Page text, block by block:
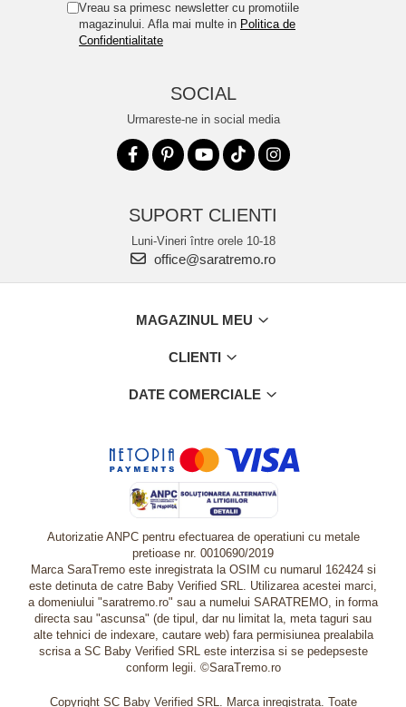
Vreau sa primesc newsletter cu promotiile
magazinului. Afla mai multe in Politica de
Confidentialitate
SOCIAL
Urmareste-ne in social media
SUPORT CLIENTI
Luni-Vineri între orele 10-18
office@saratremo.ro
MAGAZINUL MEU
CLIENTI
DATE COMERCIALE
Autorizatie ANPC pentru efectuarea de operatiuni cu metale
pretioase nr. 0010690/2019
Marca SaraTremo este inregistrata la OSIM cu numarul 162424 si
este detinuta de catre Baby Verified SRL. Utilizarea acestei marci,
a domeniului "saratremo.ro" sau a numelui SARATREMO, in forma
directa sau "ascunsa" (de tipul, dar nu limitat la, meta taguri sau
alte tehnici de indexare, cautare web) fara permisiunea prealabila
scrisa a SC Baby Verified SRL este interzisa si se pedepseste
conform legii. ©SaraTremo.ro
Copyright SC Baby Verified SRL. Marca inregistrata. Toate